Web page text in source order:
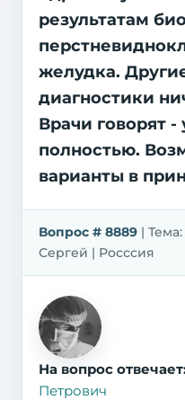
результатам
желудка.
диагностики
Врачи говорят
полностью.
варианты в
Вопрос # 8889 |
Сергей | Росссия
На вопрос
Петрович